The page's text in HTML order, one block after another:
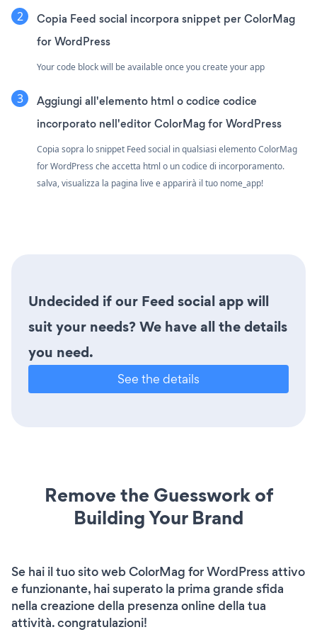
Copia Feed social incorpora snippet per ColorMag
for WordPress
Your code block will be available once you create your app
Aggiungi all'elemento html o codice codice
incorporato nell'editor ColorMag for WordPress
Copia sopra lo snippet Feed social in qualsiasi elemento ColorMag
for WordPress che accetta html o un codice di incorporamento.
salva, visualizza la pagina live e apparirà il tuo nome_app!
Undecided if our Feed social app will
suit your needs? We have all the details
you need.
See the details
Remove the Guesswork of
Building Your Brand
Se hai il tuo sito web ColorMag for WordPress attivo
e funzionante, hai superato la prima grande sfida
nella creazione della presenza online della tua
attività. congratulazioni!